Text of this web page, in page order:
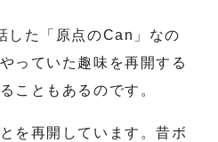
た「原点のCan」なの
っていた趣味を再開する
こともあるのです。
を再開しています。昔ボ